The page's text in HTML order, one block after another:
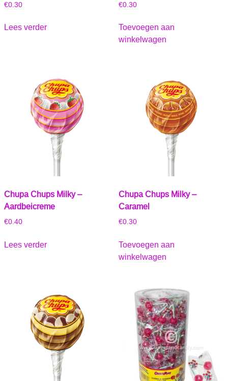
€0.30
Lees verder
€0.30
Toevoegen aan
winkelwagen
Chupa Chups Milky –
Aardbeicreme
€0.40
Lees verder
Chupa Chups Milky –
Caramel
€0.30
Toevoegen aan
winkelwagen